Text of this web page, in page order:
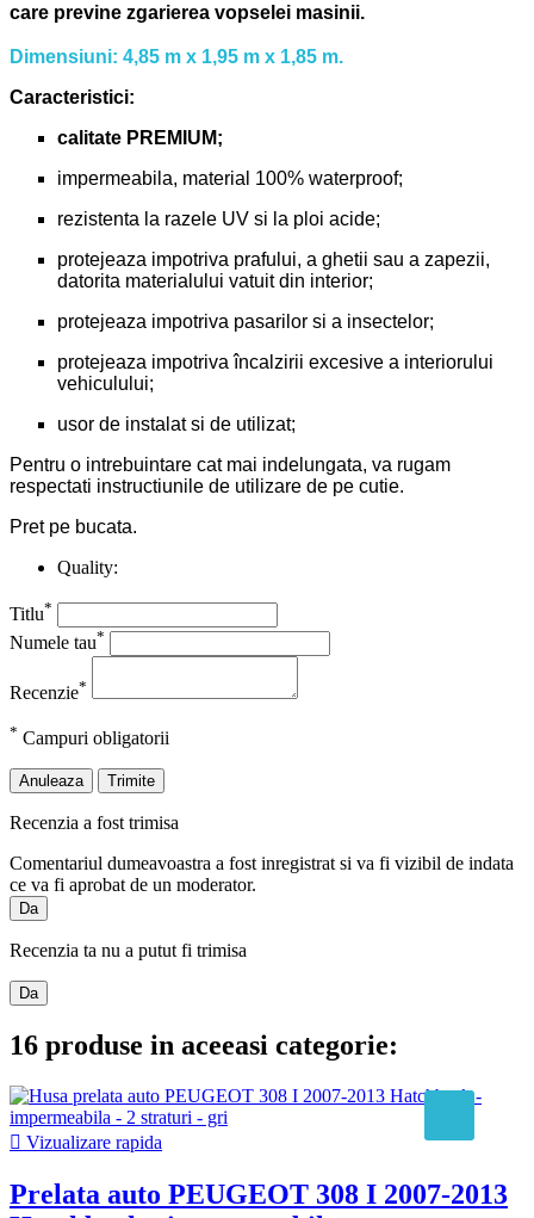
care previne zgarierea vopselei masinii.
Dimensiuni: 4,85 m x 1,95 m x 1,85 m.
Caracteristici:
calitate PREMIUM;
impermeabila, material 100% waterproof;
rezistenta la razele UV si la ploi acide;
protejeaza impotriva prafului, a ghetii sau a zapezii,
datorita materialului vatuit din interior;
protejeaza impotriva pasarilor si a insectelor;
protejeaza impotriva încalzirii excesive a interiorului
vehiculului;
usor de instalat si de utilizat;
Pentru o intrebuintare cat mai indelungata, va rugam
respectati instructiunile de utilizare de pe cutie.
Pret pe bucata.
Quality:
Titlu*
Numele tau*
Recenzie*
* Campuri obligatorii
Anuleaza Trimite
Recenzia a fost trimisa
Comentariul dumeavoastra a fost inregistrat si va fi vizibil de indata
ce va fi aprobat de un moderator.
Da
Recenzia ta nu a putut fi trimisa
Da
16 produse in aceeasi categorie:
 Vizualizare rapida
Prelata auto PEUGEOT 308 I 2007-2013